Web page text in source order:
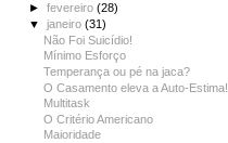
►fevereiro(28)
▼janeiro(31)
Não Foi Suicídio!
Mínimo Esforço
Temperança ou pé na jaca?
O Casamento eleva a Auto-Estima!
Multitask
O Critério Americano
Maioridade